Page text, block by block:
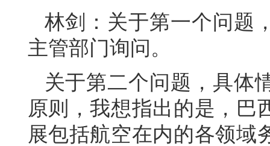
林剑：关于第一个问题
主管部门询问。
关于第二个问题，具体
原则，我想指出的是，巴
展包括航空在内的各领域